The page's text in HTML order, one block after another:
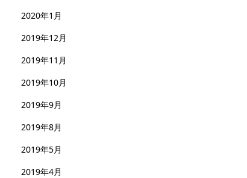
2020年1月
2019年12月
2019年11月
2019年10月
2019年9月
2019年8月
2019年5月
2019年4月